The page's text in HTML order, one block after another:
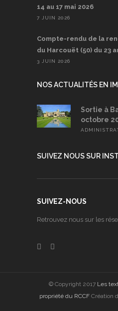
14 au 17 mai 2026
7 JUIN 2026
Compte-rendu de la
du Harcouët (50) du 23
3 JUIN 2026
NOS ACTUALITÉS EN
Sortie à
octobre
SUIVEZ NOUS SUR
SUIVEZ-NOUS
Retrouvez nous sur les
© Copyright 2017 Les
propriété du RCCF Création